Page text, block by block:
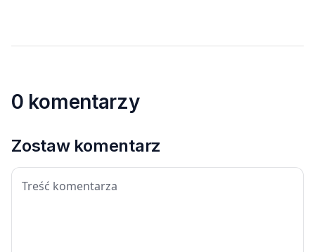
0 komentarzy
Zostaw komentarz